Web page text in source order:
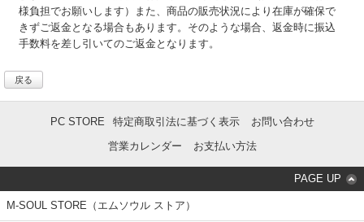
様負担でお願いします）また、商品の販売状況により在庫が確保で
きずご返金となる場合もあります。そのような場合、返金時に振込
手数料を差し引いてのご返金となります。
戻る
PC STORE 特定商取引法に基づく表示
お問い合わせ
営業カレンダー
お支払い方法
PAGE UP
M-SOUL STORE（エムソウル ストア）